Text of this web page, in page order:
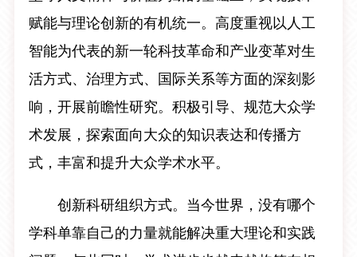
赋能与理论创新的有机统一。高度重视以人工
智能为代表的新一轮科技革命和产业变革对生
活方式、治理方式、国际关系等方面的深刻影
响，开展前瞻性研究。积极引导、规范大众学
术发展，探索面向大众的知识表达和传播方
式，丰富和提升大众学术水平。
创新科研组织方式。当今世界，没有哪个
学科单靠自己的力量就能解决重大理论和实践